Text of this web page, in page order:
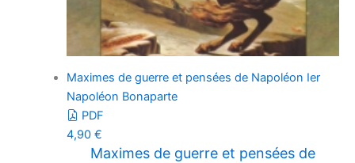
Maximes de guerre et pensées de Napoléon Ier
Napoléon Bonaparte
PDF
4,90 €
Maximes de guerre et pensées de